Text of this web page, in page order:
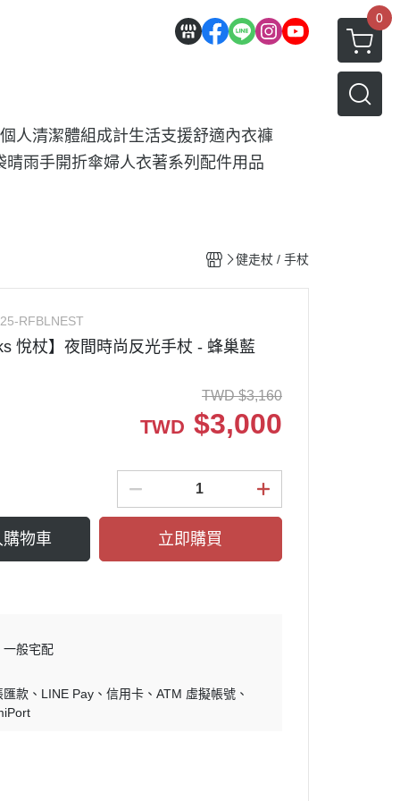
0
個人清潔體組成計生活支援舒適內衣褲
晴雨手開折傘婦人衣著系列 配件用品
健走杖 / 手杖
RFBLNEST
悅杖】夜間時尚反光手杖 - 蜂巢藍
TWD $3,160
TWD $3,000
物車 立即購買
一般宅配
匯款 LINE Pay 信用卡
ATM 虛擬帳號